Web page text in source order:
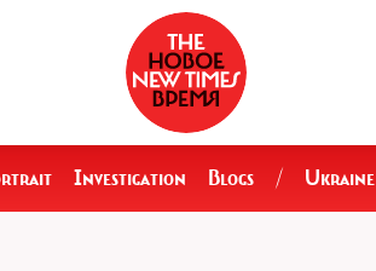
Investigation Blogs / Ukraine